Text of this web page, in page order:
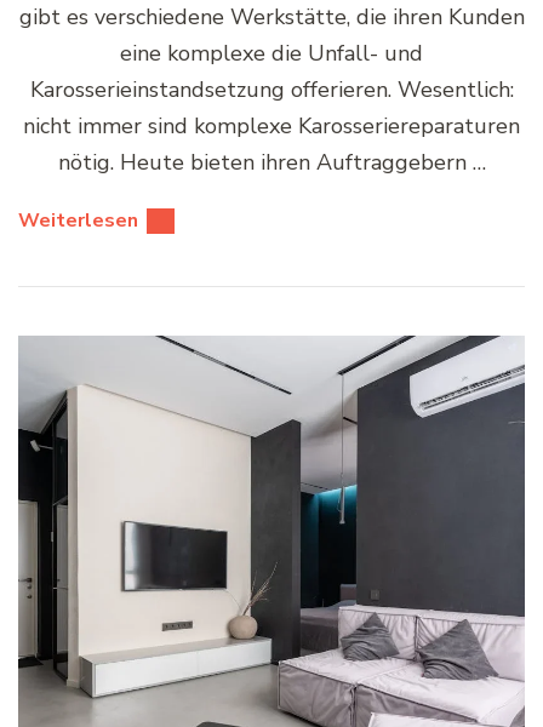
gibt es verschiedene Werkstätte, die ihren Kunden
eine komplexe die Unfall- und
Karosserieinstandsetzung offerieren. Wesentlich:
nicht immer sind komplexe Karosseriereparaturen
nötig. Heute bieten ihren Auftraggebern …
Weiterlesen